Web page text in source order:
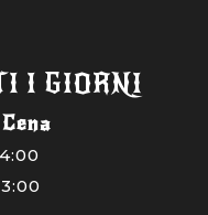
I GIORNI